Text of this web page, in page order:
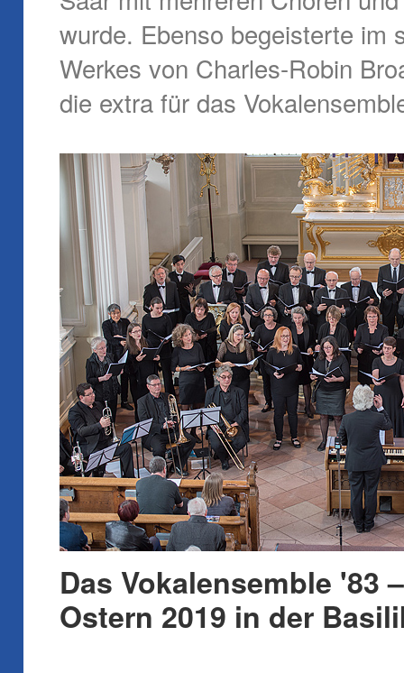
wurde. Ebenso begeisterte im
Werkes von Charles-Robin
die extra für das
Das Vokalensemble '83
Ostern 2019 in der